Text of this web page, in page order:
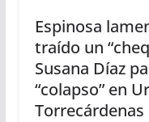
Espinosa
traído un
Susana Díaz
“colapso” en
Torrecárdenas